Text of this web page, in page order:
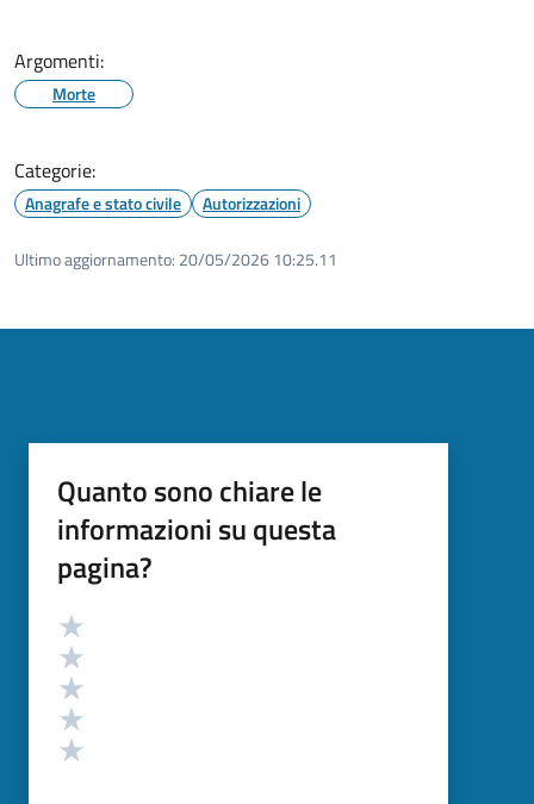
Argomenti:
Morte
Categorie:
Anagrafe e stato civile Autorizzazioni
Ultimo aggiornamento: 20/05/2026 10:25.11
Quanto sono chiare le
informazioni su questa
pagina?
Valutazione